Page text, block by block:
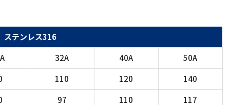
ステンレス316
32A 40A
50A
110 120
140
97 110 117